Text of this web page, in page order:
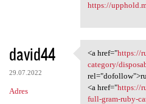
https://
david44
29.07.2022
Adres
<a
<a href="https://
category/
<a href="https://
full-gram-ruby-